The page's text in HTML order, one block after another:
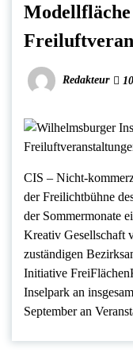
Redakteur
CIS – Nicht-
der Freilichtbühne
der Sommermonate
Kreativ Gesellschaft
zuständigen
Initiative
Inselpark an
September an